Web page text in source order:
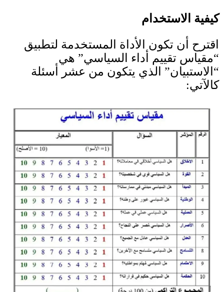
كيفية الاستخدام
اقترح أن تكون الأداة المستخدمة لتطبيق
“مقياس تقييم أداء السياسي” هي
“الاستبيان” الذي يتكون من عشر أسئلة
كالآتي: